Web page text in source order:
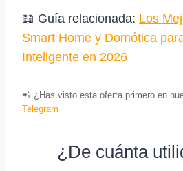
📖 Guía relacionada: Los
Smart Home y Domótica
Inteligente en 2026
📲 ¿Has visto esta oferta primero en
Telegram
¿De cuánta